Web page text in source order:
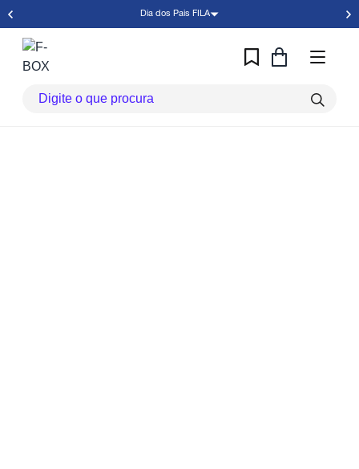
Dia dos Pais FILA